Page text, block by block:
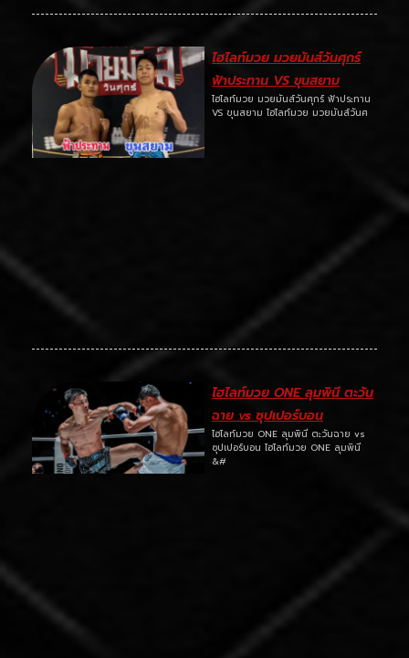
ไฮไลท์มวย มวยมันส์วันศุกร์
ฟ้าประทาน VS ขุนสยาม
ไฮไลท์มวย มวยมันส์วันศุกร์ ฟ้าประทาน
VS ขุนสยาม ไฮไลท์มวย มวยมันส์วันศ
ไฮไลท์มวย ONE ลุมพินี ตะวัน
ฉาย vs ซุปเปอร์บอน
ไฮไลท์มวย ONE ลุมพินี ตะวันฉาย vs
ซุปเปอร์บอน ไฮไลท์มวย ONE ลุมพินี
&#